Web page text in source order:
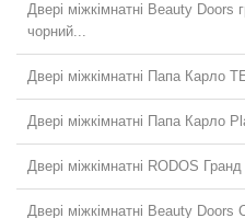
Двері міжкімнатні Beauty Doors
чорний...
Двері міжкімнатні Папа Карло
Двері міжкімнатні Папа Карло
Двері міжкімнатні RODOS
Двері міжкімнатні Beauty Doors